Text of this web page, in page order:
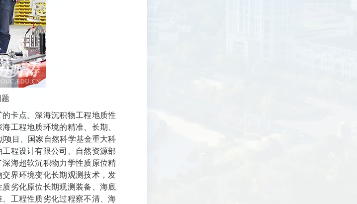
卡点。深海沉积物工程地质性
工程地质环境的精准、长期、
项目、国家自然科学基金重大科
程设计有限公司、自然资源部
海超软沉积物力学性质原位精
界环境变化长期观测技术，发
劣化原位长期观测装备、海底
工程性质劣化过程察不清、海